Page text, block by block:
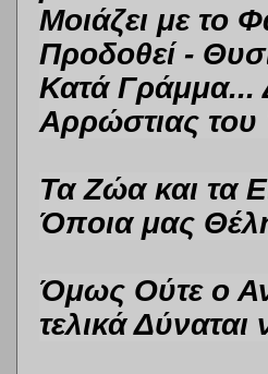
Μοιάζει με το
Προδοθεί -
Κατά Γράμμα...
Αρρώστιας του
Τα Ζώα και τα
Όποια μας
Όμως Ούτε ο
τελικά